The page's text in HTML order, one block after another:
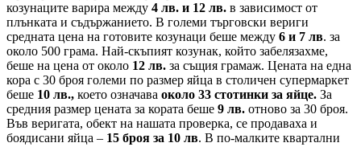
козунаците варира между 4 лв. и 12 лв. в зависимост от
плънката и съдържанието. В големи търговски вериги
средната цена на готовите козунаци беше между 6 и 7 лв. за
около 500 грама. Най-скъпият козунак, който забелязахме,
беше на цена от около 12 лв. за същия грамаж. Цената на една
кора с 30 броя големи по размер яйца в столичен супермаркет
беше 10 лв., което означава около 33 стотинки за яйце. За
средния размер цената за кората беше 9 лв. отново за 30 броя.
Във веригата, обект на нашата проверка, се продаваха и
боядисани яйца – 15 броя за 10 лв. В по-малките квартални